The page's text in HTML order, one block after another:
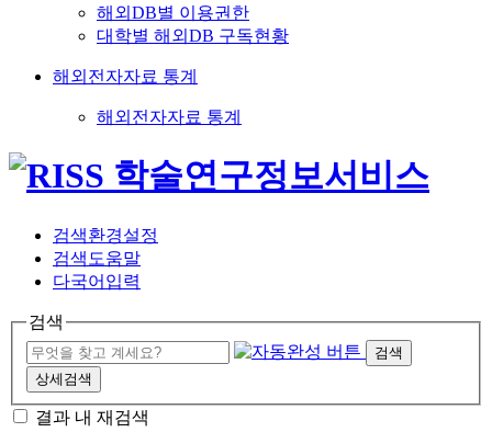
해외DB별 이용권한
대학별 해외DB 구독현황
해외전자자료 통계
해외전자자료 통계
검색환경설정
검색도움말
다국어입력
검색
검색
상세검색
결과 내 재검색